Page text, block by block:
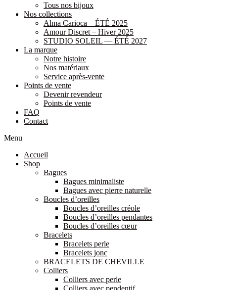
Tous nos bijoux
Nos collections
Alma Carioca – ÉTÉ 2025
Amour Discret – Hiver 2025
STUDIO SOLEIL — ÉTÉ 2027
La marque
Notre histoire
Nos matériaux
Service après-vente
Points de vente
Devenir revendeur
Points de vente
FAQ
Contact
Menu
Accueil
Shop
Bagues
Bagues minimaliste
Bagues avec pierre naturelle
Boucles d’oreilles
Boucles d’oreilles créole
Boucles d’oreilles pendantes
Boucles d’oreilles cœur
Bracelets
Bracelets perle
Bracelets jonc
BRACELETS DE CHEVILLE
Colliers
Colliers avec perle
Colliers avec pendentif